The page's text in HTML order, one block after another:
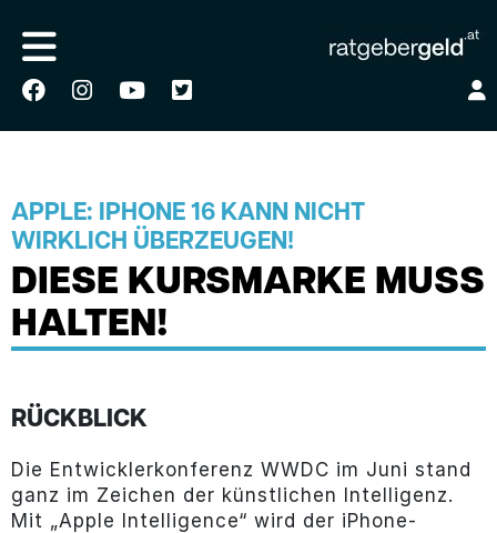
APPLE: IPHONE 16 KANN NICHT
WIRKLICH ÜBERZEUGEN!
DIESE KURSMARKE MUSS
HALTEN!
RÜCKBLICK
Die Entwicklerkonferenz WWDC im Juni stand
ganz im Zeichen der künstlichen Intelligenz.
Mit „Apple Intelligence“ wird der iPhone-